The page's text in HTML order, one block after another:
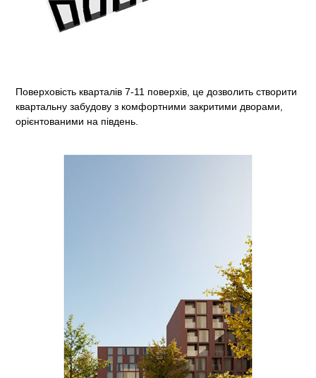
Поверховість кварталів 7-11 поверхів, це дозволить створити
квартальну забудову з комфортними закритими дворами,
орієнтованими на південь.